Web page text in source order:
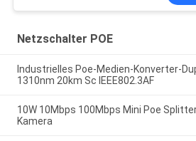
Netzschalter POE
Industrielles Poe-Medien-Konverter-
1310nm 20km Sc IEEE802.3AF
10W 10Mbps 100Mbps Mini Poe
Kamera